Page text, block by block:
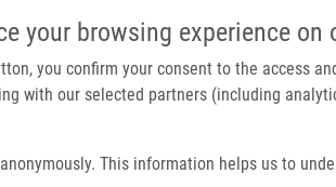
your browsing experience on
you confirm your consent to the access
with our selected partners (including
This information helps us to
Domů